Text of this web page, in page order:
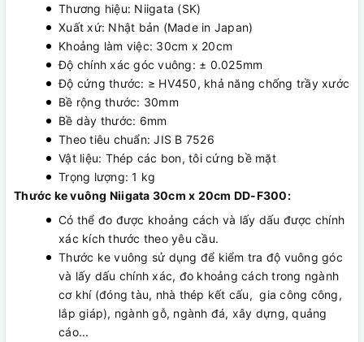
Thương hiệu: Niigata (SK)
Xuất xứ: Nhật bản (Made in Japan)
Khoảng làm việc: 30cm x 20cm
Độ chính xác góc vuông: ± 0.025mm
Độ cứng thước: ≥ HV450, khả năng chống trầy xước
Bề rộng thước: 30mm
Bề dày thước: 6mm
Theo tiêu chuẩn: JIS B 7526
Vật liệu: Thép các bon, tôi cứng bề mặt
Trọng lượng: 1 kg
Thước ke vuông Niigata 30cm x 20cm DD-F300:
Có thể đo được khoảng cách và lấy dấu được chính
xác kích thước theo yêu cầu.
Thước ke vuông sử dụng để kiểm tra độ vuông góc
và lấy dấu chính xác, đo khoảng cách trong ngành
cơ khí (đóng tàu, nhà thép kết cấu, gia công công,
lắp giáp), ngành gỗ, ngành đá, xây dựng, quảng
cáo...